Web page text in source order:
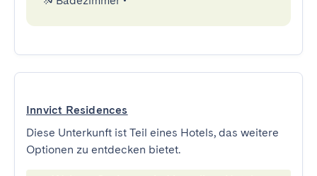
Innvict Residences
Diese Unterkunft ist Teil eines Hotels, das weitere
Optionen zu entdecken bietet.